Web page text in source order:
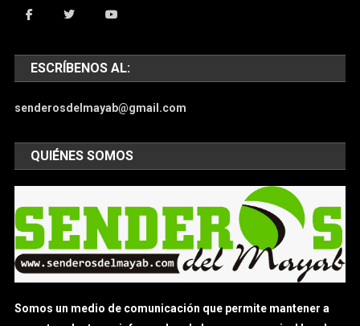
ESCRÍBENOS AL:
senderosdelmayab@gmail.com
QUIÉNES SOMOS
Somos un medio de comunicación que permite mantener a